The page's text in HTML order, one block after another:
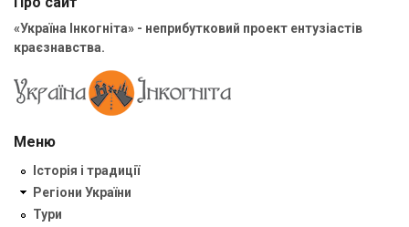
«Україна Інкогніта» - неприбутковий проект ентузіастів
краєзнавства.
Меню
Історія і традиції
Регіони України
Тури